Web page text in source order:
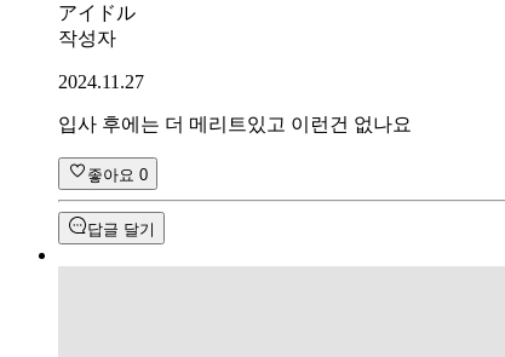
アイドル
작성자
2024.11.27
입사 후에는 더 메리트있고 이런건 없나요
좋아요 0
답글 달기